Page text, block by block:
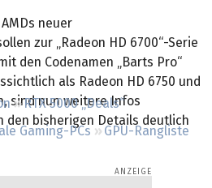
RTX 5000 „Deals“
Gaming-PCs
GPU-Rangliste
neuer
zur „Radeon HD 6700“-Serie
den Codenamen „Barts Pro“
als Radeon HD 6750 und
sind nun weitere Infos
den bisherigen Details deutlich